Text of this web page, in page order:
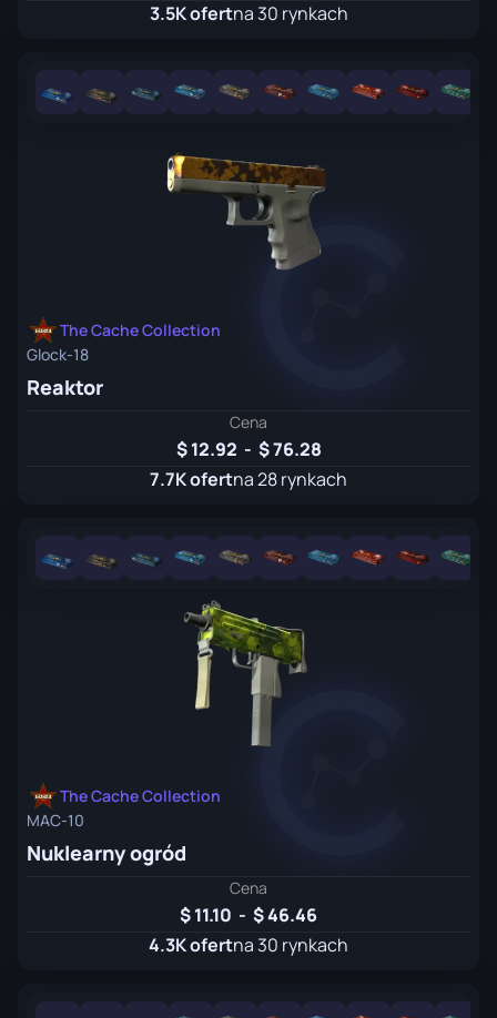
3.5K ofertna 30 rynkach
The Cache Collection
Glock-18
Reaktor
Cena
12.92 -
76.28
7.7K ofertna 28 rynkach
The Cache Collection
MAC-10
Nuklearny ogród
Cena
11.10 -
46.46
4.3K ofertna 30 rynkach